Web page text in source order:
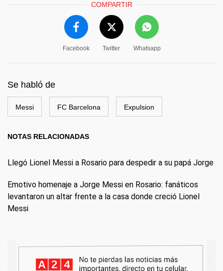
COMPARTIR
Facebook Twitter Whatsapp
Se habló de
Messi FC Barcelona Expulsion
NOTAS RELACIONADAS
Llegó Lionel Messi a Rosario para despedir a su papá Jorge
Emotivo homenaje a Jorge Messi en Rosario: fanáticos
levantaron un altar frente a la casa donde creció Lionel
Messi